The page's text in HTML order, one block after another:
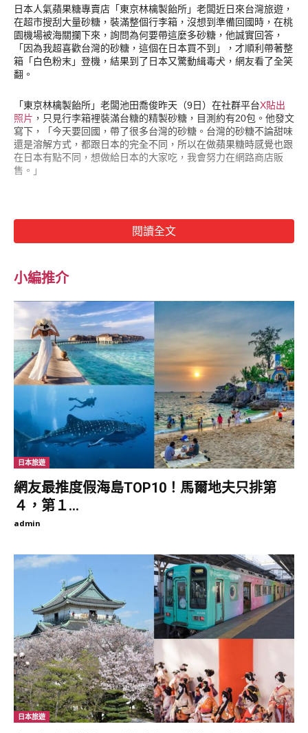
日本人氣蘋果糖專賣店「東京林檎製飴所」老闆近日來台灣旅遊，
在超市搜刮大量砂糖，裝滿整個行李箱，沒想到準備回國時，在桃
園機場被海關攔下來，詢問為何要帶這麼多砂糖，他誠實回答，
「因為我超喜歡台灣的砂糖，這個在日本買不到」，才順利帶著整
箱「白色粉末」登機，結果到了日本又驚動緝毒犬，網友看了全笑
翻。
「東京林檎製飴所」老闆池田喬俊昨天（9日）在社群平台X貼出
照片 ，只見行李箱裡裝滿台糖的精製砂糖，目測約有20包。他發文
寫下，「今天要回國，帶了很多台灣的砂糖。台灣的砂糖不論甜味
還是溶解方式，都跟日本的完全不同，所以在做蘋果糖時感覺也跟
在日本有點不同，想做給日本的大家吃，我會努力在網路商店販
售。」
不久後池田喬俊又發文表示，在台灣的機場要出境時，被海關詢問
白色粉末是什麼，他誠實回答是台灣的砂糖，海關不解為何要帶這
麼多，他則說「因為我超喜歡台灣的砂糖，這個在日本買不到」，
才解決這場白色粉末騷動，順利登機。
抵達日本後，池田喬俊再度更新狀態，「台灣的砂糖還是順利通過
日本緝毒犬的檢查。」貼文引發討論，許多網友笑翻，「果然真的
會被緝毒犬聞」、「狗狗表示『這批糖很純、很甜喔』」、「這真
的是我看過最特別的，竟然帶這個回去日本」。
閱讀全文
小編推介
日本旅遊
網友最推度假海島TOP10！馬爾地夫只排第
４，第１...
admin
日本旅遊